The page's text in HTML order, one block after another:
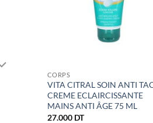
CORPS
VITA CITRAL SOIN ANTI
CREME ECLAIRCISSANTE
MAINS ANTI ÂGE 75 ML
27.000 DT